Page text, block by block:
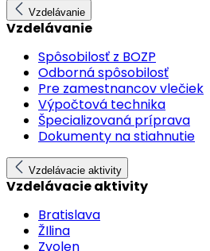
Vzdelávanie
Vzdelávanie
Spôsobilosť z BOZP
Odborná spôsobilosť
Pre zamestnancov vlečiek
Výpočtová technika
Špecializovaná príprava
Dokumenty na stiahnutie
Vzdelávacie aktivity
Vzdelávacie aktivity
Bratislava
ŽIlina
Zvolen